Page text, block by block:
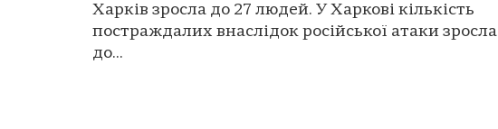
Харків зросла до 27 людей. У Харкові кількість
постраждалих внаслідок російської атаки зросла
до...